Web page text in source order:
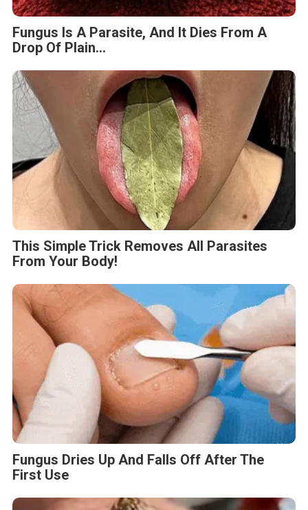
Fungus Is A Parasite, And It Dies From A
Drop Of Plain...
This Simple Trick Removes All Parasites
From Your Body!
Fungus Dries Up And Falls Off After The
First Use